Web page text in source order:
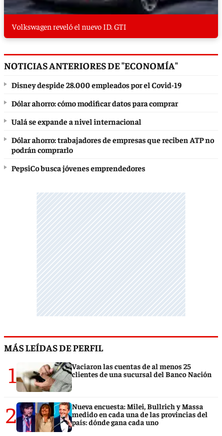
Volkswagen reveló el nuevo ID. GTI
NOTICIAS ANTERIORES DE "ECONOMÍA"
Disney despide 28.000 empleados por el Covid-19
Dólar ahorro: cómo modificar datos para comprar
Ualá se expande a nivel internacional
Dólar ahorro: trabajadores de empresas que reciben ATP no
podrán comprarlo
PepsiCo busca jóvenes emprendedores
MÁS LEÍDAS DE PERFIL
1
Vaciaron las cuentas de al menos 25
clientes de una sucursal del Banco Nación
2
Nueva encuesta: Milei, Bullrich y Massa
medido en cada una de las provincias del
país: dónde gana cada uno